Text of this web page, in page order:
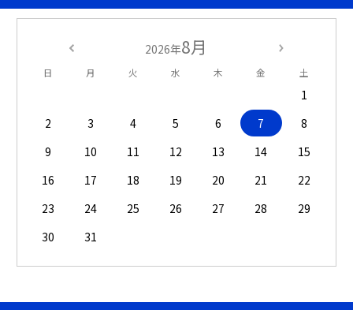
2026年8月
日 月 火 水 木 金 土
1
2
3 4 5 6 7
8
9
10 11 12 13 14
15
16
17 18 19 20 21
22
23
24 25 26 27 28
29
30
31